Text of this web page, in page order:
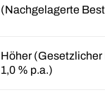
(Nachgelagerte
Höher(Gesetzlicher
1,0 % p.a.)